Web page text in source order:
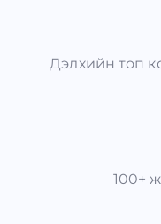
Дэлхийн топ
100+